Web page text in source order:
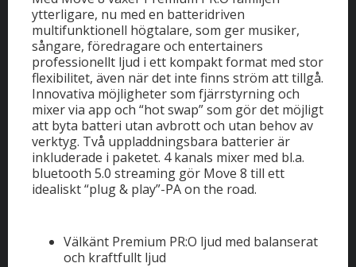
ytterligare, nu med en batteridriven
multifunktionell högtalare, som ger musiker,
sångare, föredragare och entertainers
professionellt ljud i ett kompakt format med stor
flexibilitet, även när det inte finns ström att tillgå.
Innovativa möjligheter som fjärrstyrning och
mixer via app och “hot swap” som gör det möjligt
att byta batteri utan avbrott och utan behov av
verktyg. Två uppladdningsbara batterier är
inkluderade i paketet. 4 kanals mixer med bl.a.
bluetooth 5.0 streaming gör Move 8 till ett
idealiskt “plug & play”-PA on the road.
Välkänt Premium PR:O ljud med balanserat
och kraftfullt ljud